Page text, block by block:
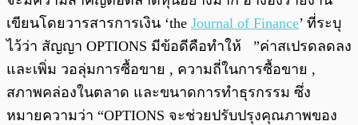
เขียนโดยวารสารการเงิน ‘the Journal of Finance’ ที่ระบุ
ไว้ว่า สัญญา OPTIONS มีข้อดีคือทำให้ ​​”ค่าสเปรดลดลง
และเพิ่ม วอลุ่มการซื้อขาย , ความถี่ในการซื้อขาย ,
สภาพคล่องในตลาด และขนาดการทำธุรกรรม ซึ่ง
หมายความว่า “OPTIONS จะช่วยปรับปรุงคุณภาพของ